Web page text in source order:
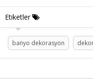
Etiketler
banyo dekorasyon